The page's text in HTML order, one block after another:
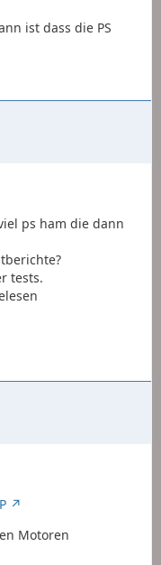
ist dass die PS
ps ham die dann
tests.
Motoren